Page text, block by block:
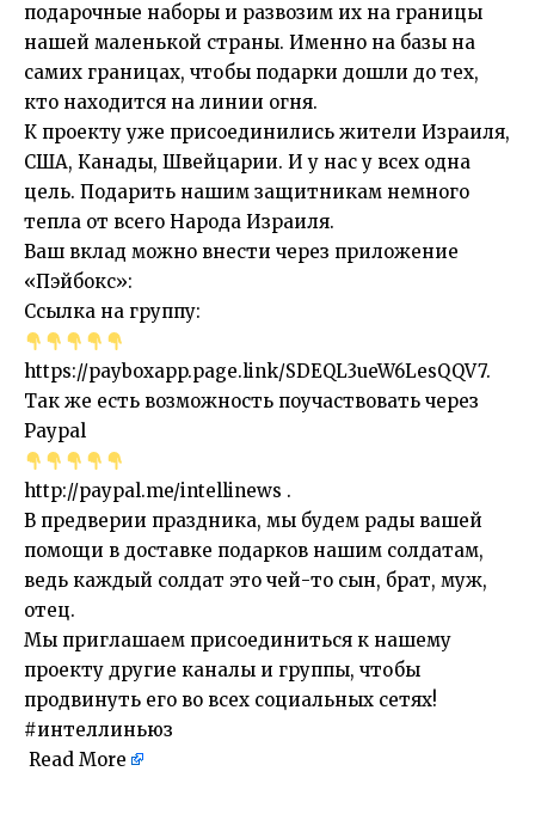
подарочные наборы и развозим их на границы
нашей маленькой страны. Именно на базы на
самих границах, чтобы подарки дошли до тех,
кто находится на линии огня.
К проекту уже присоединились жители Израиля,
США, Канады, Швейцарии. И у нас у всех одна
цель. Подарить нашим защитникам немного
тепла от всего Народа Израиля.
Ваш вклад можно внести через приложение
«Пэйбокс»:
Ссылка на группу:
https://payboxapp.page.link/SDEQL3ueW6LesQQV7.
Так же есть возможность поучаствовать через
Paypal
http://paypal.me/intellinews .
В предверии праздника, мы будем рады вашей
помощи в доставке подарков нашим солдатам,
ведь каждый солдат это чей-то сын, брат, муж,
отец.
Мы приглашаем присоединиться к нашему
проекту другие каналы и группы, чтобы
продвинуть его во всех социальных сетях!
#интеллиньюз
Read More